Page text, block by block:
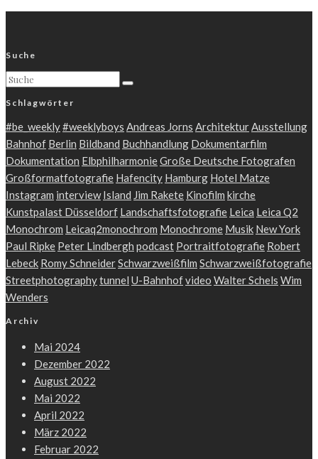
Suche
Schlagwörter
#be_weekly#weeklyboys Andreas Jorns ArchitekturAusstellung
Bahnhof Berlin Bildband Buchhandlung Dokumentarfilm
Dokumentation ElbphilharmonieGroße Deutsche Fotografen
Großformatfotografie Hafencity Hamburg Hotel Matze
Instagram interview Island Jim Rakete Kinofilm kirche
Kunstpalast Düsseldorf Landschaftsfotografie Leica Leica Q2
Monochrom Leicaq2monochrom Monochrome Musik New York
Paul Ripke Peter Lindbergh podcast Portraitfotografie Robert
Lebeck Romy SchneiderSchwarzweißfilm Schwarzweißfotografie
Streetphotographytunnel U-Bahnhofvideo Walter Schels Wim
Wenders
Archiv
Mai 2024
Dezember 2022
August 2022
Mai 2022
April 2022
März 2022
Februar 2022